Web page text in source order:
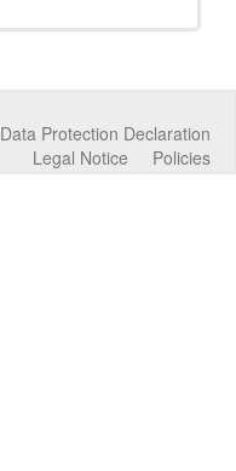
Data Protection Declaration
Policies
Legal Notice